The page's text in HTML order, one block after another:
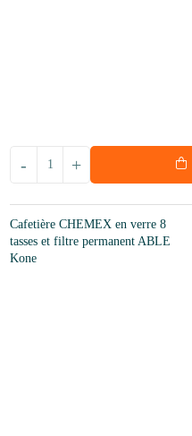
+
-
Cafetière CHEMEX en verre 8
tasses et filtre permanent ABLE
Kone